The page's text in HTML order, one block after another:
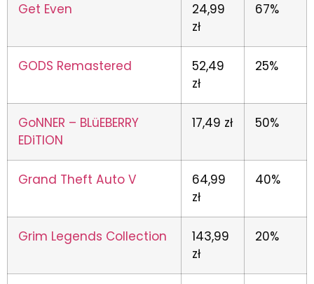
Get Even
24,99
zł
67%
GODS Remastered
52,49
zł
25%
GoNNER – BLüEBERRY
EDiTION
17,49 zł 50%
Grand Theft Auto V
64,99
zł
40%
Grim Legends Collection
143,99
zł
20%